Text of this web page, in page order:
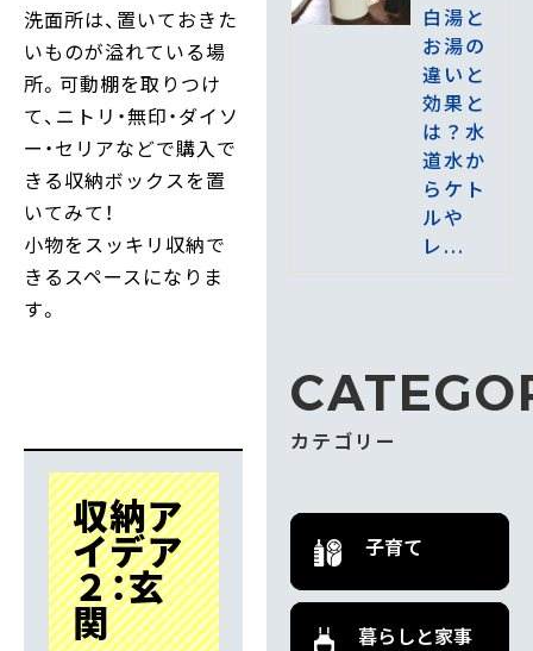
洗面所は、置いておきた
いものが溢れている場
所。可動棚を取りつけ
て、ニトリ・無印・ダイソ
ー・セリアなどで購入で
きる収納ボックスを置
いてみて！
小物をスッキリ収納で
きるスペースになりま
す。
収納ア
イデア
２：玄
関
白湯と
お湯の
違いと
効果と
は？水
道水か
らケト
ルや
レ...
カテゴリー
子育て
暮らしと家事